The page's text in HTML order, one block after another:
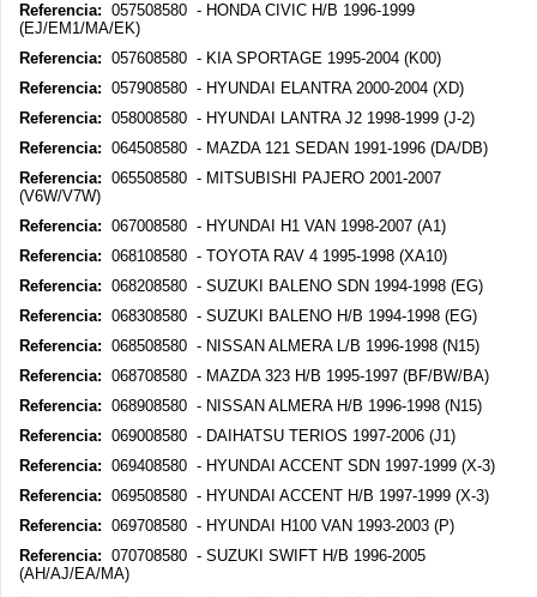
Referencia: 057508580 - HONDA CIVIC H/B 1996-1999
(EJ/EM1/MA/EK)
Referencia: 057608580 - KIA SPORTAGE 1995-2004 (K00)
Referencia: 057908580 - HYUNDAI ELANTRA 2000-2004 (XD)
Referencia: 058008580 - HYUNDAI LANTRA J2 1998-1999 (J-2)
Referencia: 064508580 - MAZDA 121 SEDAN 1991-1996 (DA/DB)
Referencia: 065508580 - MITSUBISHI PAJERO 2001-2007
(V6W/V7W)
Referencia: 067008580 - HYUNDAI H1 VAN 1998-2007 (A1)
Referencia: 068108580 - TOYOTA RAV 4 1995-1998 (XA10)
Referencia: 068208580 - SUZUKI BALENO SDN 1994-1998 (EG)
Referencia: 068308580 - SUZUKI BALENO H/B 1994-1998 (EG)
Referencia: 068508580 - NISSAN ALMERA L/B 1996-1998 (N15)
Referencia: 068708580 - MAZDA 323 H/B 1995-1997 (BF/BW/BA)
Referencia: 068908580 - NISSAN ALMERA H/B 1996-1998 (N15)
Referencia: 069008580 - DAIHATSU TERIOS 1997-2006 (J1)
Referencia: 069408580 - HYUNDAI ACCENT SDN 1997-1999 (X-3)
Referencia: 069508580 - HYUNDAI ACCENT H/B 1997-1999 (X-3)
Referencia: 069708580 - HYUNDAI H100 VAN 1993-2003 (P)
Referencia: 070708580 - SUZUKI SWIFT H/B 1996-2005
(AH/AJ/EA/MA)